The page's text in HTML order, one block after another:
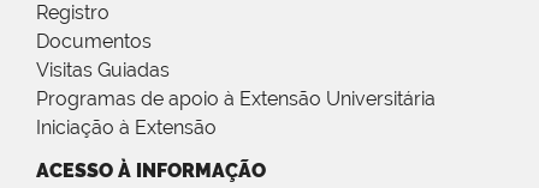
Registro
Documentos
Visitas Guiadas
Programas de apoio à Extensão Universitária
Iniciação à Extensão
ACESSO À INFORMAÇÃO